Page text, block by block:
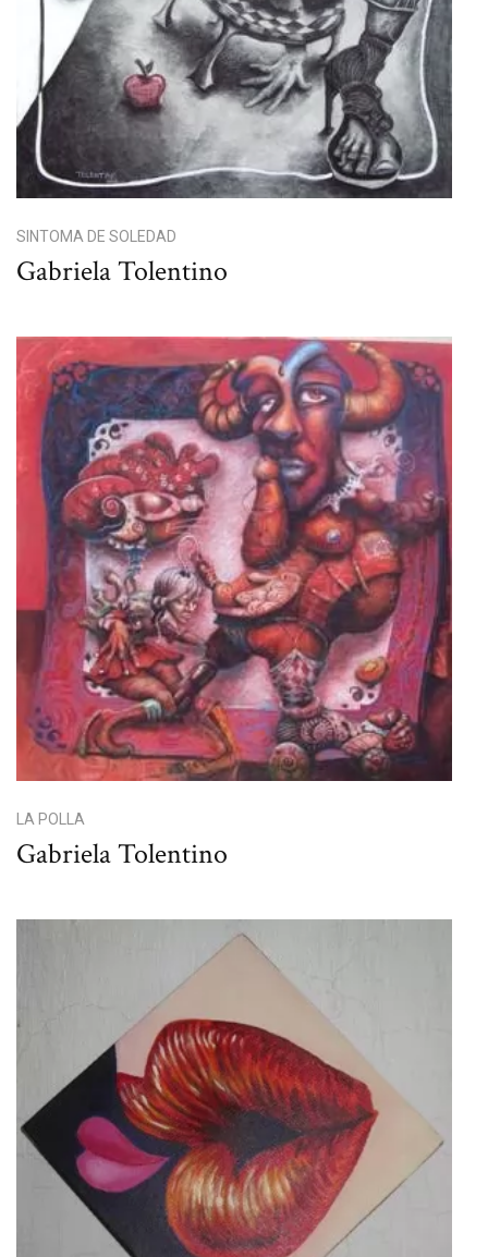
SINTOMA DE SOLEDAD
Gabriela Tolentino
LA POLLA
Gabriela Tolentino